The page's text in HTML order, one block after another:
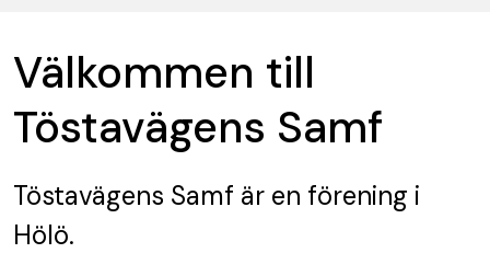
Välkommen till
Töstavägens Samf
Töstavägens Samf är en förening i
Hölö.